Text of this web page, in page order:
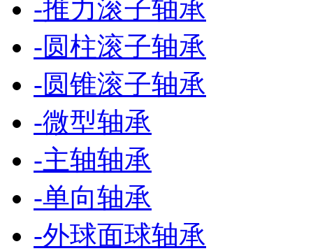
-推力滚子轴承
-圆柱滚子轴承
-圆锥滚子轴承
-微型轴承
-主轴轴承
-单向轴承
-外球面球轴承